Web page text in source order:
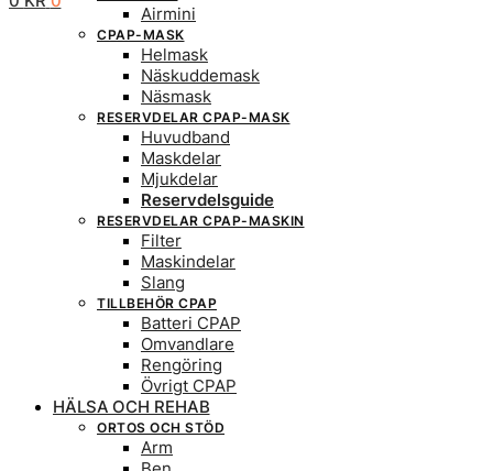
Airmini
CPAP-MASK
Helmask
Näskuddemask
Näsmask
RESERVDELAR CPAP-MASK
Huvudband
Maskdelar
Mjukdelar
Reservdelsguide
RESERVDELAR CPAP-MASKIN
Filter
Maskindelar
Slang
TILLBEHÖR CPAP
Batteri CPAP
Omvandlare
Rengöring
Övrigt CPAP
HÄLSA OCH REHAB
ORTOS OCH STÖD
Arm